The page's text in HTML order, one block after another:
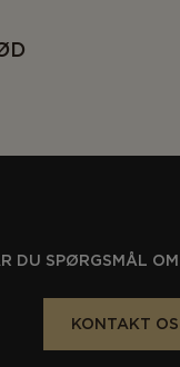
DU SPØRGSMÅL
KONTAKT